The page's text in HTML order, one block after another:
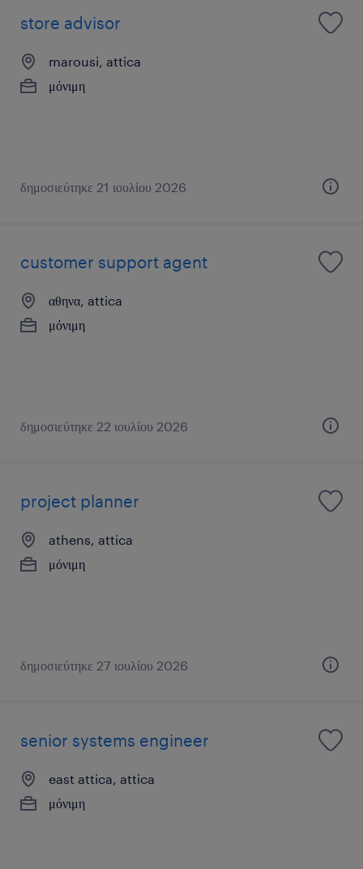
store advisor
marousi, attica
μόνιμη
δημοσιεύτηκε 21 ιουλίου 2026
customer support agent
αθηνα, attica
μόνιμη
δημοσιεύτηκε 22 ιουλίου 2026
project planner
athens, attica
μόνιμη
δημοσιεύτηκε 27 ιουλίου 2026
senior systems engineer
east attica, attica
μόνιμη